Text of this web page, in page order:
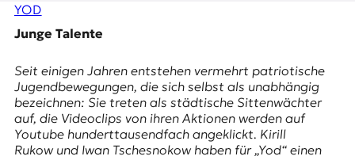
e
k
o
d
e
YOD
Junge Talente
Seit einigen Jahren entstehen vermehrt patriotische
Jugendbewegungen, die sich selbst als unabhängig
bezeichnen: Sie treten als städtische Sittenwächter
auf, die Videoclips von ihren Aktionen werden auf
Youtube hunderttausendfach angeklickt. Kirill
Rukow und Iwan Tschesnokow haben für „Yod“ einen